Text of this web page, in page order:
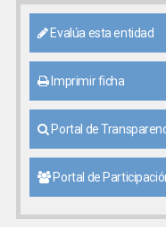
Evalúa esta entidad
Imprimir ficha
Portal de
Portal de